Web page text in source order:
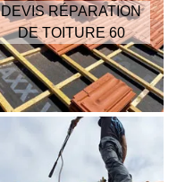
DEVIS RÉPARATION
DE TOITURE 60